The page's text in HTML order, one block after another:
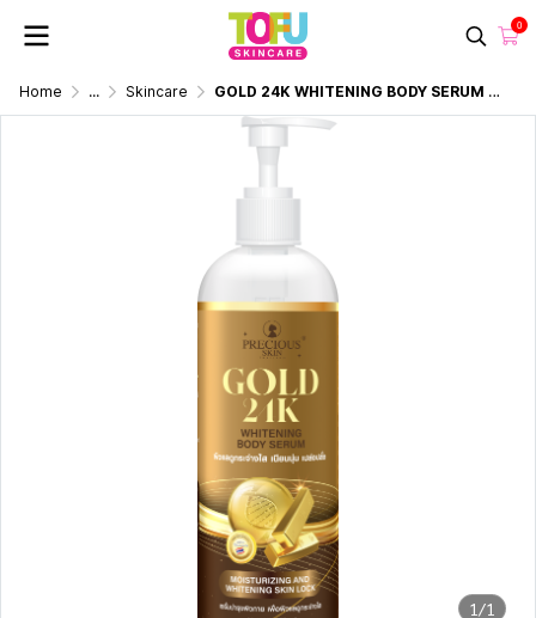
0
Home ... Skincare GOLD 24K WHITENING BODY SERUM 230 ML
1/1